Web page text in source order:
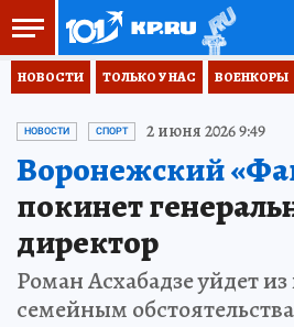
НОВОСТИ ТОЛЬКО У НАС ВОЕНКОРЫ
НОВОСТИ СПОРТ 2 июня 2026 9:49
Воронежский
покинет
директор
Роман Асхабадзе уйдет
семейным